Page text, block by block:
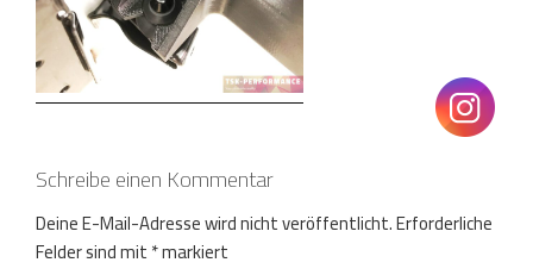
Schreibe einen Kommentar
Deine E-Mail-Adresse wird nicht veröffentlicht.Erforderliche
Felder sind mit*markiert